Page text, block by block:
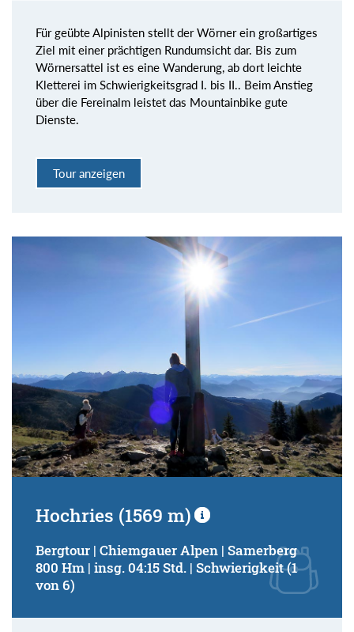
Für geübte Alpinisten stellt der Wörner ein großartiges
Ziel mit einer prächtigen Rundumsicht dar. Bis zum
Wörnersattel ist es eine Wanderung, ab dort leichte
Kletterei im Schwierigkeitsgrad I. bis II.. Beim Anstieg
über die Fereinalm leistet das Mountainbike gute
Dienste.
Tour anzeigen
Hochries (1569 m)
Bergtour | Chiemgauer Alpen | Samerberg
800 Hm | insg. 04:15 Std. | Schwierigkeit (1
von 6)